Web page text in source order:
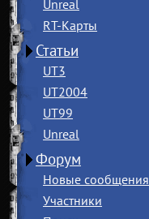
Unreal
RT-Карты
Статьи
UT3
UT2004
UT99
Unreal
Форум
Новые сообщения
Участники